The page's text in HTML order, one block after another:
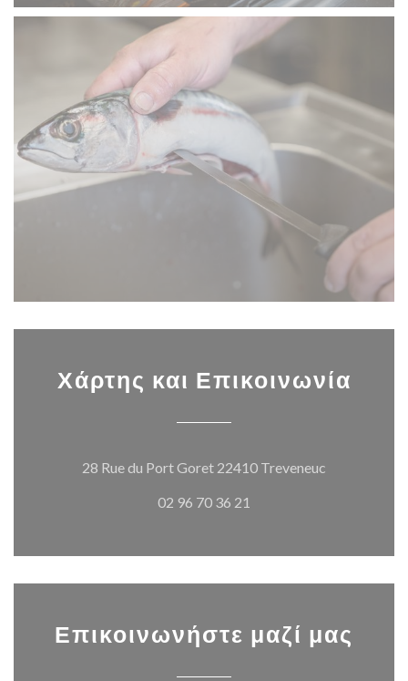
Χάρτης και Επικοινωνία
28 Rue du Port Goret 22410 Treveneuc
02 96 70 36 21
Επικοινωνήστε μαζί μας